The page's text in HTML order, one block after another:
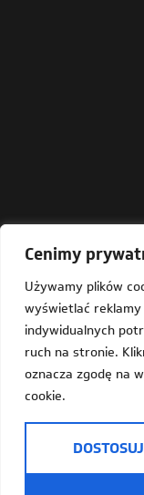
Cenimy
Używamy plików
wyświetlać
indywidualnych
ruch na stronie.
oznacza zgodę na
cookie.
DOSTOSUJ
Deklaracja
Mapa strony
Dostępność
Informacja o